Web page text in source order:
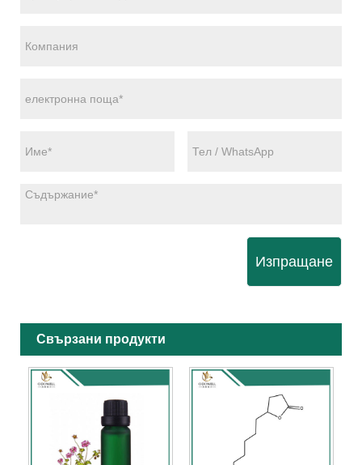
Изпращане
Свързани продукти